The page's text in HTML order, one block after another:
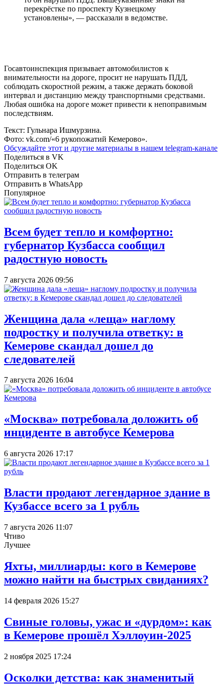
перекрёстке по проспекту Кузнецкому
установлены», — рассказали в ведомстве.
Госавтоинспекция призывает автомобилистов к
внимательности на дороге, просит не нарушать ПДД,
соблюдать скоростной режим, а также держать боковой
интервал и дистанцию между транспортными средствами.
Любая ошибка на дороге может привести к непоправимым
последствиям.
Текст: Гульнара Ишмурзина.
Фото: vk.com/«6 рукопожатий Кемерово».
Обсуждайте этот и другие материалы в нашем telegram-канале
Поделиться в VK
Поделиться OK
Отправить в телеграм
Отправить в WhatsApp
Популярное
Всем будет тепло и комфортно:
губернатор Кузбасса сообщил
радостную новость
7 августа 2026 09:56
Женщина дала «леща» наглому
подростку и получила ответку: в
Кемерове скандал дошел до
следователей
7 августа 2026 16:04
«Москва» потребовала доложить об
инциденте в автобусе Кемерова
6 августа 2026 17:17
Власти продают легендарное здание в
Кузбассе всего за 1 рубль
7 августа 2026 11:07
Чтиво
Лучшее
Яхты, миллиарды: кого в Кемерове
можно найти на быстрых свиданиях?
14 февраля 2026 15:27
Свиные головы, ужас и «дурдом»: как
в Кемерове прошёл Хэллоуин-2025
2 ноября 2025 17:24
Осколки детства: как знаменитый